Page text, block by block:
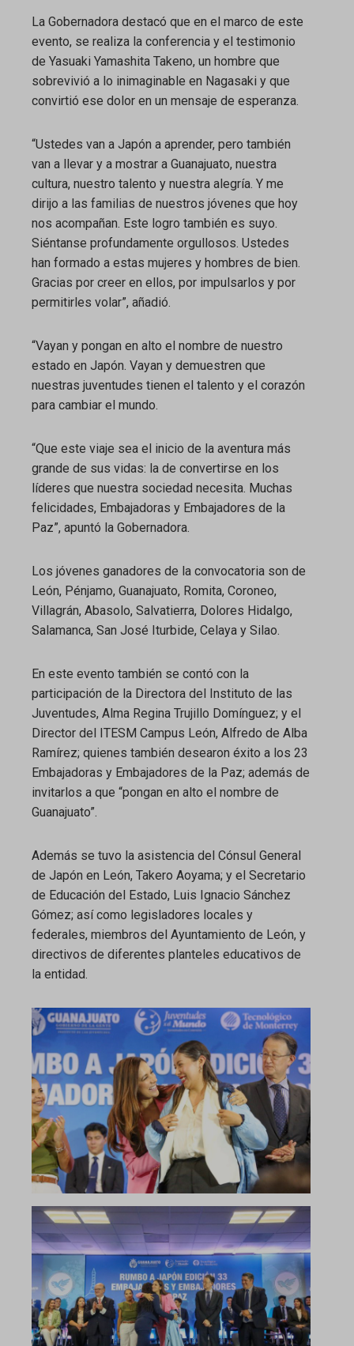
La Gobernadora destacó que en el marco de este
evento, se realiza la conferencia y el testimonio
de Yasuaki Yamashita Takeno, un hombre que
sobrevivió a lo inimaginable en Nagasaki y que
convirtió ese dolor en un mensaje de esperanza.
“Ustedes van a Japón a aprender, pero también
van a llevar y a mostrar a Guanajuato, nuestra
cultura, nuestro talento y nuestra alegría. Y me
dirijo a las familias de nuestros jóvenes que hoy
nos acompañan. Este logro también es suyo.
Siéntanse profundamente orgullosos. Ustedes
han formado a estas mujeres y hombres de bien.
Gracias por creer en ellos, por impulsarlos y por
permitirles volar”, añadió.
“Vayan y pongan en alto el nombre de nuestro
estado en Japón. Vayan y demuestren que
nuestras juventudes tienen el talento y el corazón
para cambiar el mundo.
“Que este viaje sea el inicio de la aventura más
grande de sus vidas: la de convertirse en los
líderes que nuestra sociedad necesita. Muchas
felicidades, Embajadoras y Embajadores de la
Paz”, apuntó la Gobernadora.
Los jóvenes ganadores de la convocatoria son de
León, Pénjamo, Guanajuato, Romita, Coroneo,
Villagrán, Abasolo, Salvatierra, Dolores Hidalgo,
Salamanca, San José Iturbide, Celaya y Silao.
En este evento también se contó con la
participación de la Directora del Instituto de las
Juventudes, Alma Regina Trujillo Domínguez; y el
Director del ITESM Campus León, Alfredo de Alba
Ramírez; quienes también desearon éxito a los 23
Embajadoras y Embajadores de la Paz; además de
invitarlos a que “pongan en alto el nombre de
Guanajuato”.
Además se tuvo la asistencia del Cónsul General
de Japón en León, Takero Aoyama; y el Secretario
de Educación del Estado, Luis Ignacio Sánchez
Gómez; así como legisladores locales y
federales, miembros del Ayuntamiento de León, y
directivos de diferentes planteles educativos de
la entidad.